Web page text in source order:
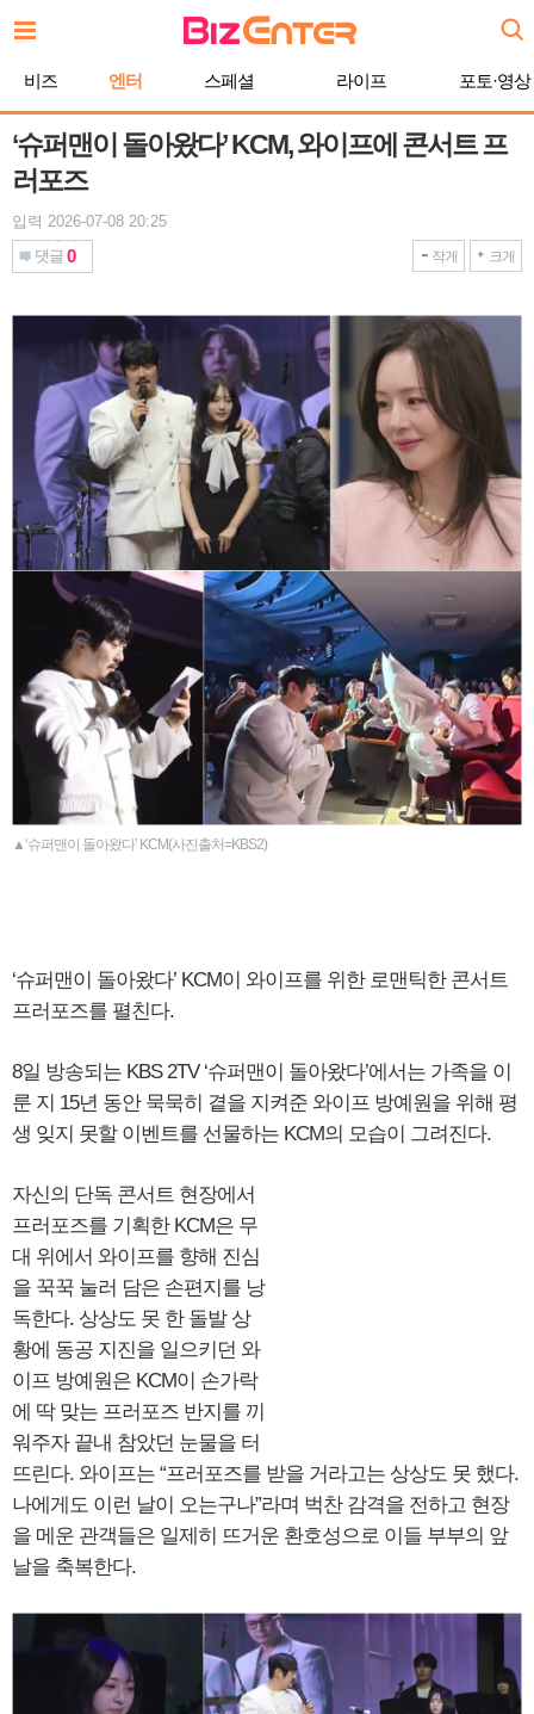
문
비즈 엔터 스페셜 라이프 포토·영상
‘슈퍼맨이 돌아왔다’ KCM, 와이프에 콘서트 프
러포즈
입력 2026-07-08 20:25
댓글 0 작게 크게
▲‘슈퍼맨이 돌아왔다’ KCM(사진출처=KBS2)
‘슈퍼맨이 돌아왔다’ KCM이 와이프를 위한 로맨틱한 콘서트
프러포즈를 펼친다.
8일 방송되는 KBS 2TV ‘슈퍼맨이 돌아왔다’에서는 가족을 이
룬 지 15년 동안 묵묵히 곁을 지켜준 와이프 방예원을 위해 평
생 잊지 못할 이벤트를 선물하는 KCM의 모습이 그려진다.
자신의 단독 콘서트 현장에서
프러포즈를 기획한 KCM은 무
대 위에서 와이프를 향해 진심
을 꾹꾹 눌러 담은 손편지를 낭
독한다. 상상도 못 한 돌발 상
황에 동공 지진을 일으키던 와
이프 방예원은 KCM이 손가락
에 딱 맞는 프러포즈 반지를 끼
워주자 끝내 참았던 눈물을 터
뜨린다. 와이프는 “프러포즈를 받을 거라고는 상상도 못 했다.
나에게도 이런 날이 오는구나”라며 벅찬 감격을 전하고 현장
을 메운 관객들은 일제히 뜨거운 환호성으로 이들 부부의 앞
날을 축복한다.